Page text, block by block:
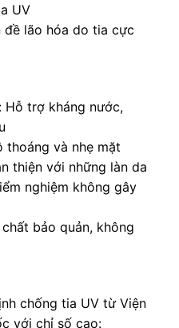
UV
lão hóa do tia cực
Hỗ trợ kháng nước,
thoáng và nhẹ mặt
thiện với những làn da
nghiệm không gây
bảo quản, không
chống tia UV từ Viện
với chỉ số cao: